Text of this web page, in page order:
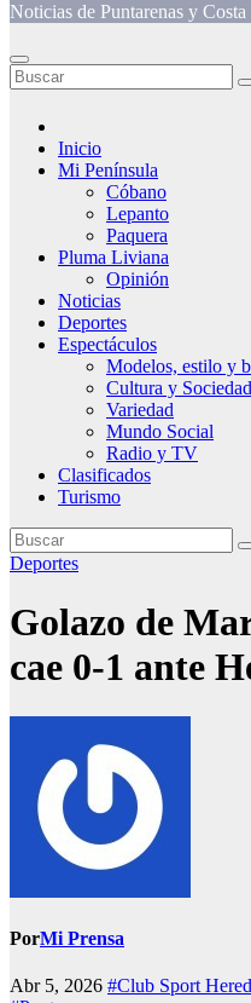
Noticias de Puntarenas y Costa
Inicio
Mi Península
Cóbano
Lepanto
Paquera
Pluma Liviana
Opinión
Noticias
Deportes
Espectáculos
Modelos, estilo y
Cultura y Sociedad
Variedad
Mundo Social
Radio y TV
Clasificados
Turismo
Deportes
Golazo de
cae 0-1 ante
PorMi Prensa
Abr 5, 2026 #Club Sport